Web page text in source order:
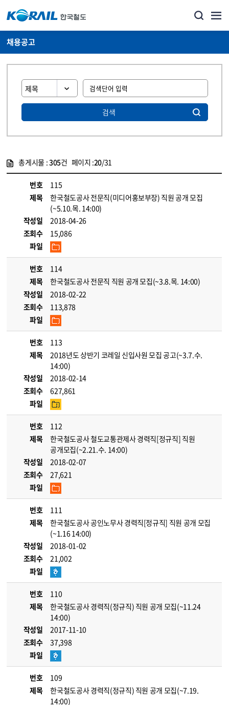
채용공고
검색
총게시물 :305건 페이지 :20/31
번호
115
제목
한국철도공사 전문직(미디어홍보부장) 직원 공개 모집
(~5.10.목. 14:00)
작성일
2018-04-26
조회수
15,086
파일
번호
114
제목
한국철도공사 전문직 직원 공개 모집(~3.8.목. 14:00)
작성일
2018-02-22
조회수
113,878
파일
번호
113
제목
2018년도 상반기 코레일 신입사원 모집 공고(~3.7.수.
14:00)
작성일
2018-02-14
조회수
627,861
파일
번호
112
제목
한국철도공사 철도교통관제사 경력직[정규직] 직원
공개모집(~2.21.수. 14:00)
작성일
2018-02-07
조회수
27,621
파일
번호
111
제목
한국철도공사 공인노무사 경력직[정규직] 직원 공개 모집
(~1.16 14:00)
작성일
2018-01-02
조회수
21,002
파일
번호
110
제목
한국철도공사 경력직(정규직) 직원 공개 모집(~11.24
14:00)
작성일
2017-11-10
조회수
37,398
파일
번호
109
제목
한국철도공사 경력직(정규직) 직원 공개 모집(~7.19.
14:00)